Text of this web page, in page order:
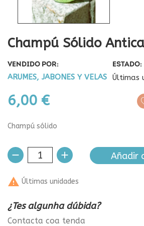
Champú Sólido
VENDIDO POR:
ARUMES, JABONES Y VELAS
ESTADO:
Últimas
6,00 €
Champú sólido
Añadir
 Últimas unidades
¿Tes algunha dúbida?
Contacta coa tenda